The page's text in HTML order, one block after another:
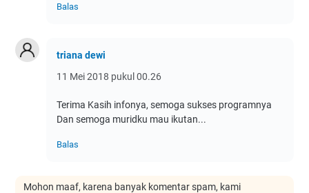
Balas
triana dewi
11 Mei 2018 pukul 00.26
Terima Kasih infonya, semoga sukses programnya
Dan semoga muridku mau ikutan...
Balas
Mohon maaf, karena banyak komentar spam, kami